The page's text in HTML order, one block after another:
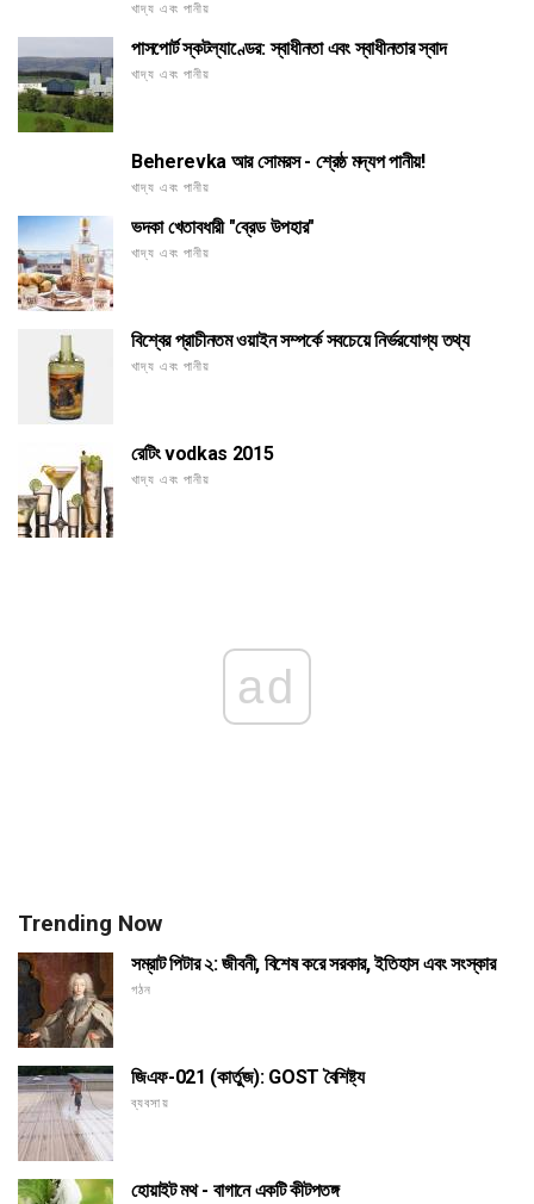
খাদ্য এবং পানীয়
পাসপোর্ট স্কটল্যাণ্ডের: স্বাধীনতা এবং স্বাধীনতার স্বাদ
খাদ্য এবং পানীয়
Beherevka আর সোমরস - শ্রেষ্ঠ মদ্যপ পানীয়!
খাদ্য এবং পানীয়
ভদকা খেতাবধারী "ব্রেড উপহার"
খাদ্য এবং পানীয়
বিশ্বের প্রাচীনতম ওয়াইন সম্পর্কে সবচেয়ে নির্ভরযোগ্য তথ্য
খাদ্য এবং পানীয়
রেটিং vodkas 2015
খাদ্য এবং পানীয়
ad
Trending Now
সম্রাট পিটার ২: জীবনী, বিশেষ করে সরকার, ইতিহাস এবং সংস্কার
গঠন
জিএফ-021 (কার্তুজ): GOST বৈশিষ্ট্য
ব্যবসায়
হোয়াইট মথ - বাগানে একটি কীটপতঙ্গ